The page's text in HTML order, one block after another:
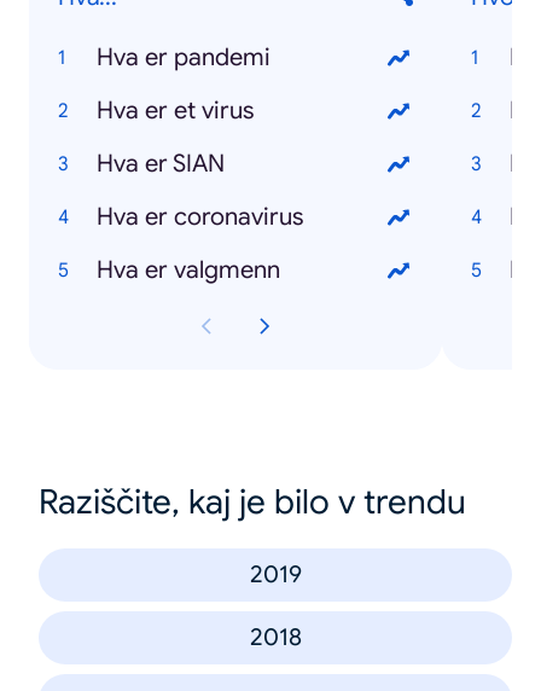
Hva er pandemi
Hva er et virus
Hva er SIAN
Hva er coronavirus
Hva er valgmenn
Raziščite, kaj je bilo v trendu
2019
2018